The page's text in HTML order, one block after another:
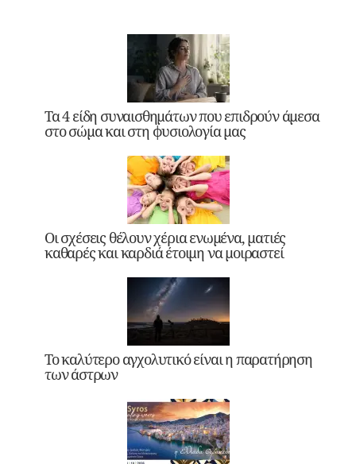
Τα 4 είδη συναισθημάτων που επιδρούν άμεσα
στο σώμα και στη φυσιολογία μας
Οι σχέσεις θέλουν χέρια ενωμένα, ματιές
καθαρές και καρδιά έτοιμη να μοιραστεί
Το καλύτερο αγχολυτικό είναι η παρατήρηση
των άστρων